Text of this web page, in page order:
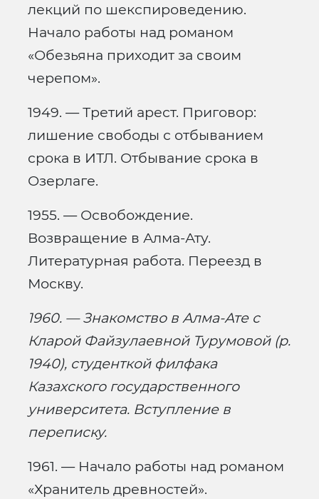
лекций по шекспироведению.
Начало работы над романом
«Обезьяна приходит за своим
черепом».
1949. — Третий арест. Приговор:
лишение свободы с отбыванием
срока в ИТЛ. Отбывание срока в
Озерлаге.
1955. — Освобождение.
Возвращение в Алма-Ату.
Литературная работа. Переезд в
Москву.
1960. — Знакомство в Алма-Ате с
Кларой Файзулаевной Турумовой (р.
1940), студенткой филфака
Казахского государственного
университета. Вступление в
переписку.
1961. — Начало работы над романом
«Хранитель древностей».